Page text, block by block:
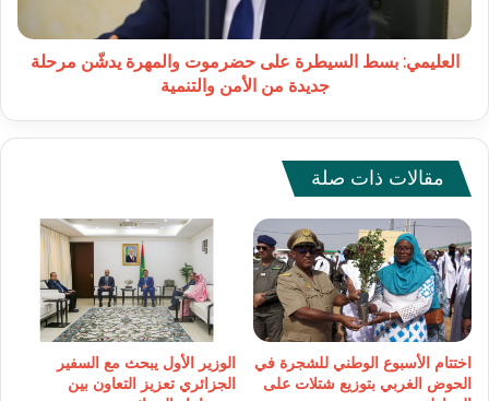
جديدة
منالعليمي: بسط السيطرة على حضرموت والمهرة يدشّن مرحلة
جديدة من الأمن والتنمية
مقالات ذات صلة
اختتام الأسبوع الوطني للشجرة في
الحوض الغربي بتوزيع شتلات على
الوزير الأول يبحث مع السفير
الجزائري تعزيز التعاون بين